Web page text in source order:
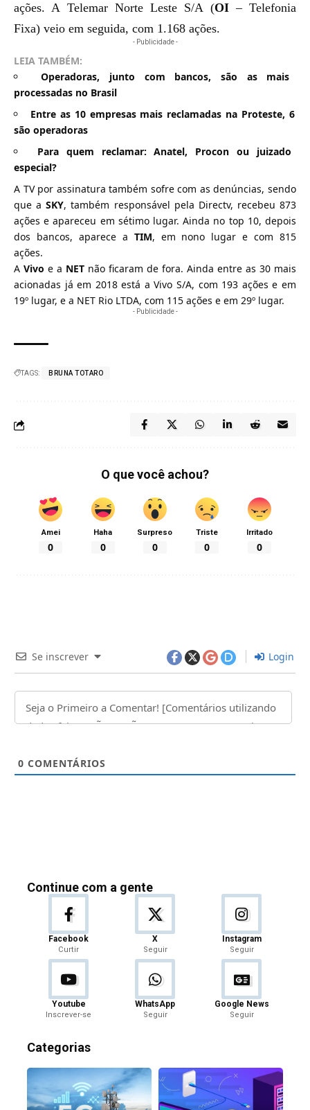
ações. A Telemar Norte Leste S/A (OI– Telefonia
Fixa) veio em seguida, com 1.168 ações.
- Publicidade -
LEIA TAMBÉM:
Operadoras, junto com bancos, são as mais
processadas no Brasil
Entre as 10 empresas mais reclamadas na Proteste, 6
são operadoras
Para quem reclamar: Anatel, Procon ou juizado
especial?
A TV por assinatura também sofre com as denúncias, sendo
que aSKY, também responsável pela Directv, recebeu 873
ações e apareceu em sétimo lugar. Ainda no top 10, depois
dos bancos, aparece a TIM, em nono lugar e com 815
ações.
A Vivo e a NET não ficaram de fora. Ainda entre as 30 mais
acionadas já em 2018 está a Vivo S/A, com 193 ações e em
19º lugar, e a NET Rio LTDA, com 115 ações e em 29º lugar.
- Publicidade -
TAGS: BRUNA TOTARO
O que você achou?
Amei
0
Haha
0
Surpreso
0
Triste
0
Irritado
0
Se inscrever Login
0 COMENTÁRIOS
Continue com a gente
Facebook
Curtir
X
Seguir
Instagram
Seguir
Youtube
Inscrever-se
WhatsApp
Seguir
Google News
Seguir
Categorias